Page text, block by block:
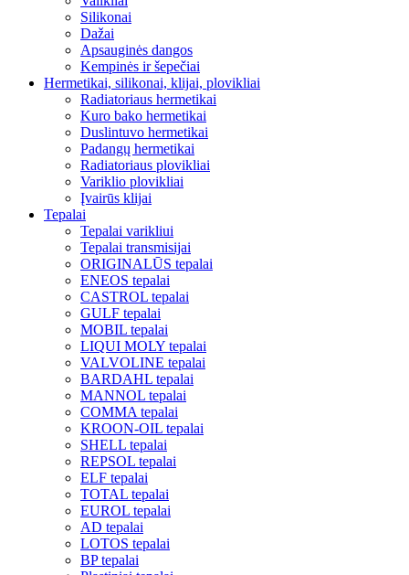
Silikonai
Dažai
Apsauginės dangos
Kempinės ir šepečiai
Hermetikai, silikonai, klijai, plovikliai
Radiatoriaus hermetikai
Kuro bako hermetikai
Duslintuvo hermetikai
Padangų hermetikai
Radiatoriaus plovikliai
Variklio plovikliai
Įvairūs klijai
Tepalai
Tepalai varikliui
Tepalai transmisijai
ORIGINALŪS tepalai
ENEOS tepalai
CASTROL tepalai
GULF tepalai
MOBIL tepalai
LIQUI MOLY tepalai
VALVOLINE tepalai
BARDAHL tepalai
MANNOL tepalai
COMMA tepalai
KROON-OIL tepalai
SHELL tepalai
REPSOL tepalai
ELF tepalai
TOTAL tepalai
EUROL tepalai
AD tepalai
LOTOS tepalai
BP tepalai